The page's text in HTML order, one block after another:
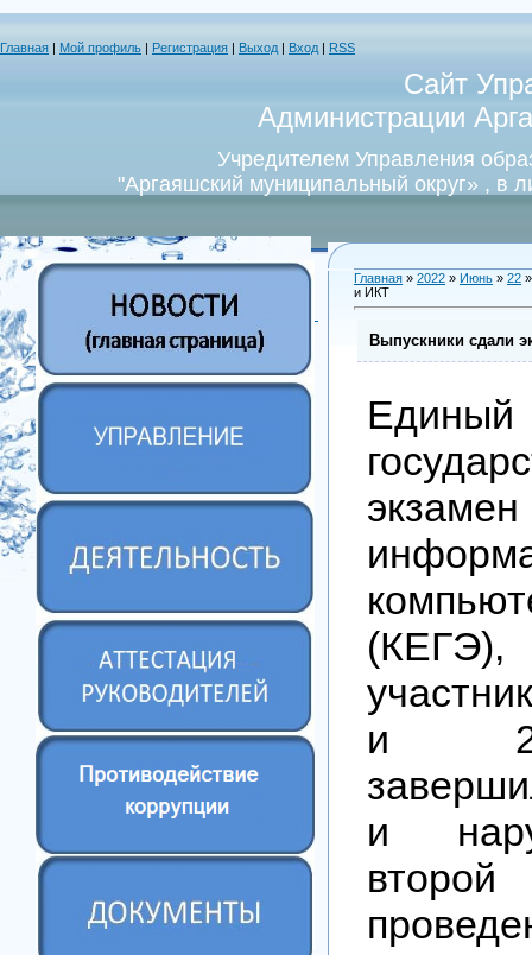
Главная Мой профиль Регистрация Выход Вход RSS
Сайт
Администрации
Учредителем Управления
"Аргаяшский муниципальный округ» , в
Главная » 2022 » Июнь » 22
и ИКТ
Выпускники сдали
Единый
и
и